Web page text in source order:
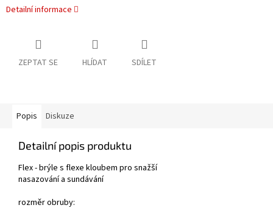
Detailní informace
ZEPTAT SE HLÍDAT SDÍLET
Popis Diskuze
Detailní popis produktu
Flex - brýle s flexe kloubem pro snažší
nasazování a sundávání
rozměr obruby: